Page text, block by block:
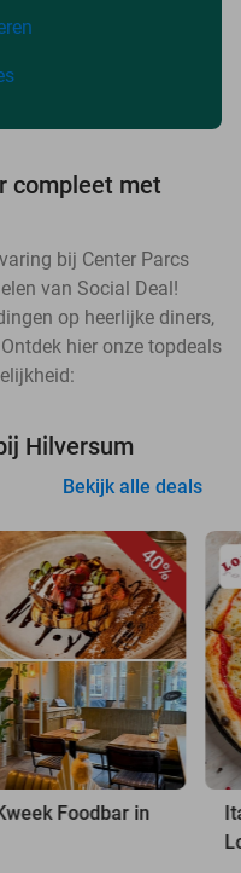
compleet met
bij Center Parcs
van Social Deal!
op heerlijke diners,
hier onze topdeals
Hilversum
Bekijk alle deals
40%
Foodbar in